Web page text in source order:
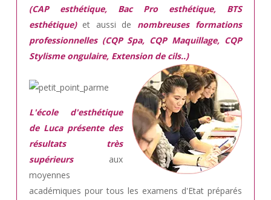
(CAP esthétique, Bac Pro esthétique, BTS
esthétique) et aussi de nombreuses formations
professionnelles (CQP Spa, CQP Maquillage, CQP
Stylisme ongulaire, Extension de cils..)
L'école d'esthétique
de Luca présente des
résultats très
supérieurs aux
moyennes
académiques pour tous les examens d'Etat préparés